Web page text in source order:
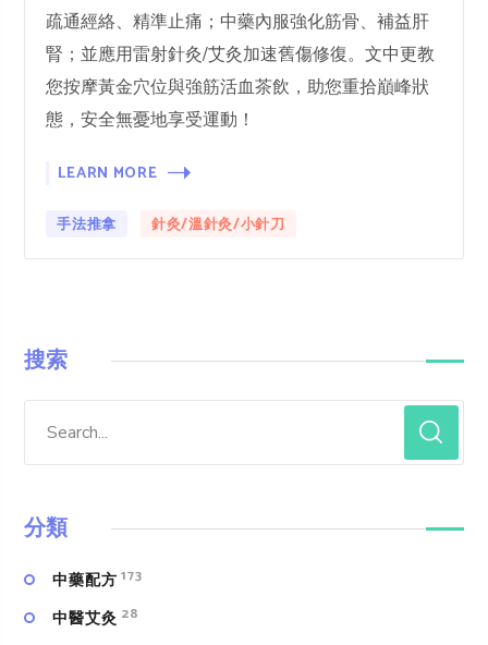
疏通經絡、精準止痛；中藥內服強化筋骨、補益肝
腎；並應用雷射針灸/艾灸加速舊傷修復。文中更教
您按摩黃金穴位與強筋活血茶飲，助您重拾巔峰狀
態，安全無憂地享受運動！
LEARN MORE
手法推拿 針灸/溫針灸/小針刀
搜索
分類
中藥配方 173
中醫艾灸 28